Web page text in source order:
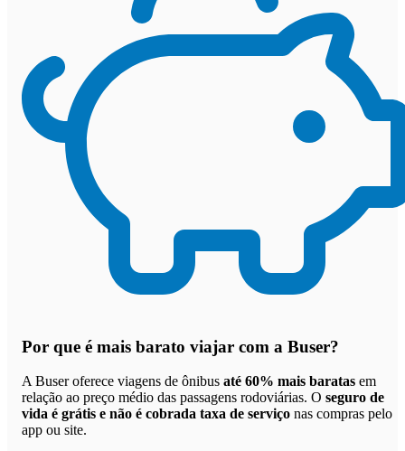
Por que é mais barato viajar com a Buser?
A Buser oferece viagens de ônibus até 60% mais baratas em
relação ao preço médio das passagens rodoviárias. O seguro de
vida é grátis e não é cobrada taxa de serviço nas compras pelo
app ou site.